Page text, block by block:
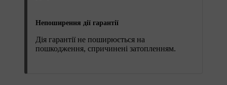
Непоширення дії гарантії
Дія гарантії не поширюється на
пошкодження, спричинені затопленням.